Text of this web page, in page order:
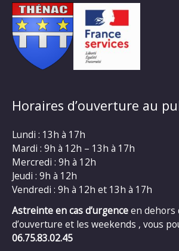
Horaires d’ouverture au
Lundi : 13h à 17h
Mardi : 9h à 12h – 13h à 17h
Mercredi : 9h à 12h
Jeudi : 9h à 12h
Vendredi : 9h à 12h et 13h à 17h
Astreinte en cas d’urgenceen dehors
d’ouverture et les weekends , vous
06.75.83.02.45